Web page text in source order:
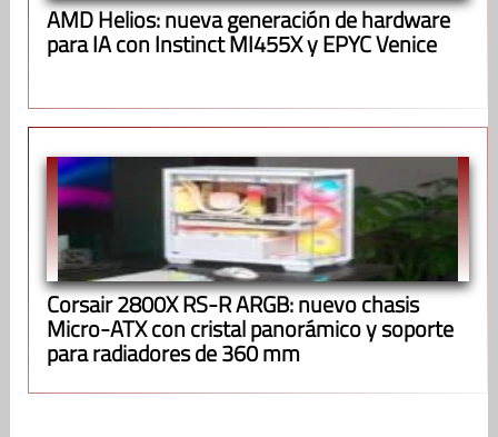
AMD Helios: nueva generación de hardware
para IA con Instinct MI455X y EPYC Venice
Corsair 2800X RS-R ARGB: nuevo chasis
Micro-ATX con cristal panorámico y soporte
para radiadores de 360 mm